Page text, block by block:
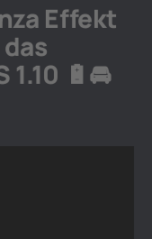
Effekt
🔋🚘